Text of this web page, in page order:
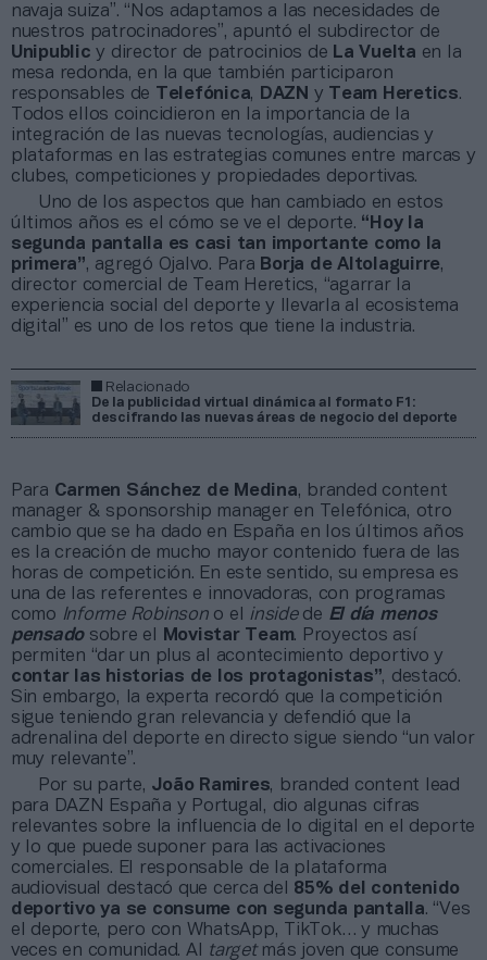
navaja suiza”. “Nos adaptamos a las necesidades de
nuestros patrocinadores”, apuntó el subdirector de
Unipublicy director de patrocinios de La Vuelta en la
mesa redonda, en la que también participaron
responsables de
Telefónica, DAZN y Team Heretics.
Todos ellos coincidieron en la importancia de la
integración de las nuevas tecnologías, audiencias y
plataformas en las estrategias comunes entre marcas y
clubes, competiciones y propiedades deportivas.
Uno de los aspectos que han cambiado en estos
últimos años es el cómo se ve el deporte. “Hoy la
segunda pantalla es casi tan importante como la
primera”, agregó Ojalvo. Para Borja de Altolaguirre,
director comercial de Team Heretics, “agarrar la
experiencia social del deporte y llevarla al ecosistema
digital” es uno de los retos que tiene la industria.
Relacionado
De la publicidad virtual dinámica al formato F1:
descifrando las nuevas áreas de negocio del deporte
Para Carmen Sánchez de Medina, branded content
manager & sponsorship manager en Telefónica, otro
cambio que se ha dado en España en los últimos años
es la creación de mucho mayor contenido fuera de las
horas de competición. En este sentido, su empresa es
una de las referentes e innovadoras, con programas
como Informe Robinsono el inside de El día menos
pensadosobre el Movistar Team. Proyectos así
permiten “dar un plus al acontecimiento deportivo y
contar las historias de los protagonistas”, destacó.
Sin embargo, la experta recordó que la competición
sigue teniendo gran relevancia y defendió que la
adrenalina del deporte en directo sigue siendo “un valor
muy relevante”.
Por su parte, João Ramires, branded content lead
para DAZN España y Portugal, dio algunas cifras
relevantes sobre la influencia de lo digital en el deporte
y lo que puede suponer para las activaciones
comerciales. El responsable de la plataforma
audiovisual destacó que cerca del 85% del contenido
deportivo ya se consume con segunda pantalla. “Ves
el deporte, pero con WhatsApp, TikTok… y muchas
veces en comunidad. Al
target más joven que consume